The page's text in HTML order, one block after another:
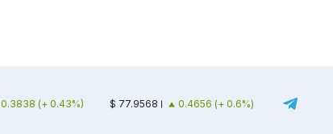
0.3838 (+ 0.43%) $ 77.9568 0.4656 (+ 0.6%)